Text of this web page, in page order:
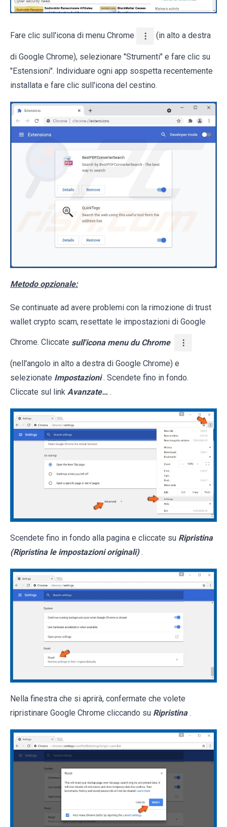
Fare clic sull'icona di menu Chrome (in alto a destra
di Google Chrome), selezionare "Strumenti" e fare clic su
"Estensioni". Individuare ogni app sospetta recentemente
installata e fare clic sull'icona del cestino.
Metodo opzionale:
Se continuate ad avere problemi con la rimozione di trust
wallet crypto scam, resettate le impostazioni di Google
Chrome. Cliccate sull'icona menu du Chrome
(nell'angolo in alto a destra di Google Chrome) e
selezionate Impostazioni . Scendete fino in fondo.
Cliccate sul link Avanzate… .
Scendete fino in fondo alla pagina e cliccate su Ripristina
(Ripristina le impostazioni originali) .
Nella finestra che si aprirà, confermate che volete
ripristinare Google Chrome cliccando su Ripristina .